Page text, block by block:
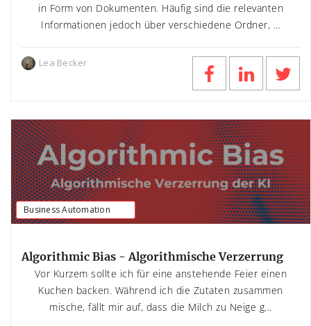
in Form von Dokumenten. Häufig sind die relevanten
Informationen jedoch über verschiedene Ordner, ...
Lea Becker
Business Automation
Algorithmic Bias - Algorithmische Verzerrung
Vor Kurzem sollte ich für eine anstehende Feier einen
Kuchen backen. Während ich die Zutaten zusammen
mische, fällt mir auf, dass die Milch zu Neige g...